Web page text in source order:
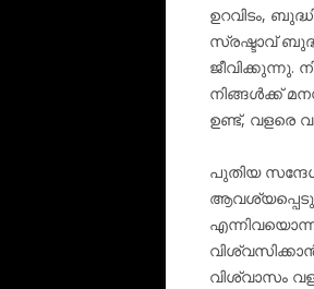
ഉറവിടം,
സ്രഷ്ടാവ്
ജീവിക്കുന്നു.
നിങ്ങൾക്ക്
ഉണ്ട്, വളരെ
പുതിയ
വിശ്വാസം